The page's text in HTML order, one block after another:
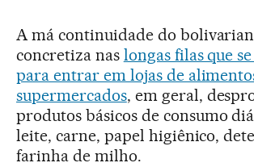
A má continuidade do
concretiza nas longas filas que
para entrar em lojas de
supermercados, em geral,
produtos básicos de consumo
leite, carne, papel higiênico,
farinha de milho.